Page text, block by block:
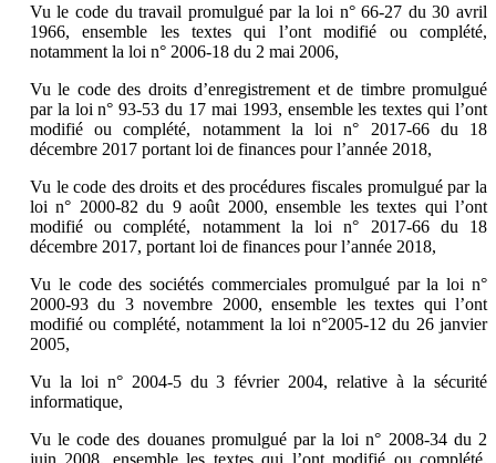
Vu le code du travail promulgué par la loi n° 66-27 du 30 avril
1966, ensemble les textes qui l’ont modifié ou complété,
notamment la loi n° 2006-18 du 2 mai 2006,
Vu le code des droits d’enregistrement et de timbre promulgué
par la loi n° 93-53 du 17 mai 1993, ensemble les textes qui l’ont
modifié ou complété, notamment la loi n° 2017-66 du 18
décembre 2017 portant loi de finances pour l’année 2018,
Vu le code des droits et des procédures fiscales promulgué par la
loi n° 2000-82 du 9 août 2000, ensemble les textes qui l’ont
modifié ou complété, notamment la loi n° 2017-66 du 18
décembre 2017, portant loi de finances pour l’année 2018,
Vu le code des sociétés commerciales promulgué par la loi n°
2000-93 du 3 novembre 2000, ensemble les textes qui l’ont
modifié ou complété, notamment la loi n°2005-12 du 26 janvier
2005,
Vu la loi n° 2004-5 du 3 février 2004, relative à la sécurité
informatique,
Vu le code des douanes promulgué par la loi n° 2008-34 du 2
juin 2008, ensemble les textes qui l’ont modifié ou complété,